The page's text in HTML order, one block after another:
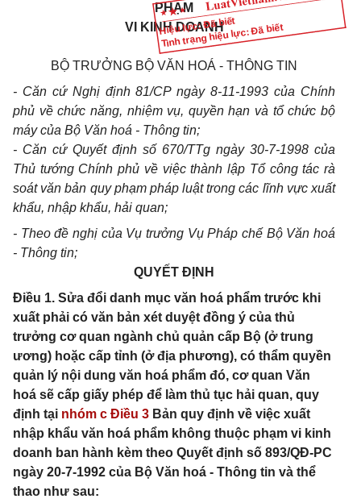
Hiệu lực: Đã biết
Tình trạng hiệu lực: Đã biết
PHẠM
VI KINH DOANH
BỘ TRƯỞNG BỘ VĂN HOÁ - THÔNG TIN
- Căn cứ Nghị định 81/CP ngày 8-11-1993 của Chính
phủ về chức năng, nhiệm vụ, quyền hạn và tổ chức bộ
máy của Bộ Văn hoá - Thông tin;
- Căn cứ Quyết định số 670/TTg ngày 30-7-1998 của
Thủ tướng Chính phủ về việc thành lập Tổ công tác rà
soát văn bản quy phạm pháp luật trong các lĩnh vực xuất
khẩu, nhập khẩu, hải quan;
- Theo đề nghị của Vụ trưởng Vụ Pháp chế Bộ Văn hoá
- Thông tin;
QUYẾT ĐỊNH
Điều 1. Sửa đổi danh mục văn hoá phẩm trước khi
xuất phải có văn bản xét duyệt đồng ý của thủ
trưởng cơ quan ngành chủ quản cấp Bộ (ở trung
ương) hoặc cấp tỉnh (ở địa phương), có thẩm quyền
quản lý nội dung văn hoá phẩm đó, cơ quan Văn
hoá sẽ cấp giấy phép để làm thủ tục hải quan, quy
định tại nhóm c Điều 3 Bản quy định về việc xuất
nhập khẩu văn hoá phẩm không thuộc phạm vi kinh
doanh ban hành kèm theo Quyết định số 893/QĐ-PC
ngày 20-7-1992 của Bộ Văn hoá - Thông tin và thể
thao như sau: